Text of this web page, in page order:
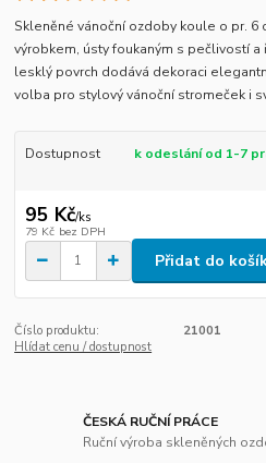
Skleněné vánoční ozdoby koule o pr. 6
výrobkem, ústy foukaným s pečlivostí
lesklý povrch dodává dekoraci
volba pro stylový vánoční stromeček i
Dostupnost k odeslání od 1-7
95 Kč/ks
79 Kč bez DPH
Přidat do
Číslo produktu:
21001
Hlídat cenu / dostupnost
ČESKÁ RUČNÍ PRÁCE
Ruční výroba skleněných